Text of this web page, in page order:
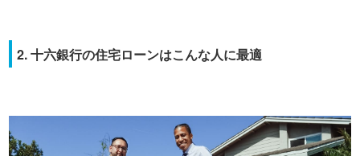
2. 十六銀行の住宅ローンはこんな人に最適